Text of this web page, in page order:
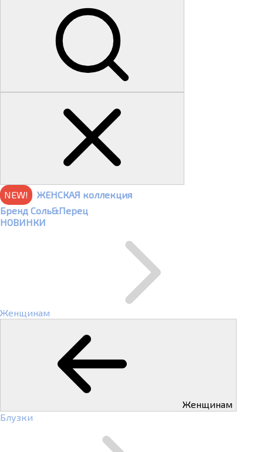
NEW!
ЖЕНСКАЯ коллекция
Бренд Соль&Перец
НОВИНКИ
Женщинам
Женщинам
Блузки